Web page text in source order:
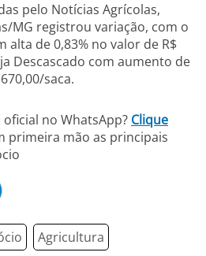
pelo Notícias Agrícolas,
MG registrou variação, com o
alta de 0,83% no valor de R$
Descascado com aumento de
saca.
oficial no WhatsApp? Clique
primeira mão as principais
Agricultura